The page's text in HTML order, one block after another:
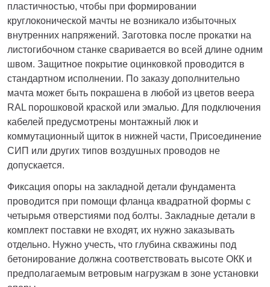
пластичностью, чтобы при формировании
круглоконической мачты не возникало избыточных
внутренних напряжений. Заготовка после прокатки на
листогибочном станке сваривается во всей длине одним
швом. Защитное покрытие оцинковкой проводится в
стандартном исполнении. По заказу дополнительно
мачта может быть покрашена в любой из цветов веера
RAL порошковой краской или эмалью. Для подключения
кабелей предусмотрены монтажный люк и
коммутационный щиток в нижней части, Присоединение
СИП или других типов воздушных проводов не
допускается.
Фиксация опоры на закладной детали фундамента
проводится при помощи фланца квадратной формы с
четырьмя отверстиями под болты. Закладные детали в
комплект поставки не входят, их нужно заказывать
отдельно. Нужно учесть, что глубина скважины под
бетонирование должна соответствовать высоте ОКК и
предполагаемым ветровым нагрузкам в зоне установки